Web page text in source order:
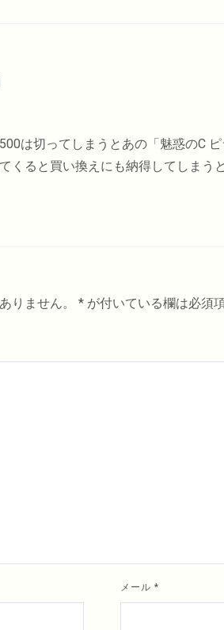
は切ってしまうとあの「魅惑のC
くると買い換えにも納得してしまう
りません。 * が付いている欄は必須
メール*